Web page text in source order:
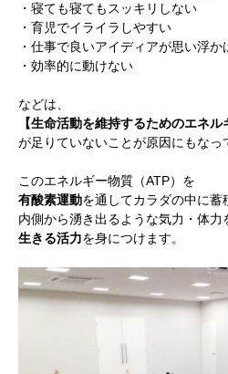
・寝ても寝てもスッキリしない
・育児でイライラしやすい
・仕事で良いアイディアが思い浮か
・効率的に動けない
などは、
【生命活動を維持するためのエネル
が足りていないことが原因にもなっ
このエネルギー物質（ATP）を
有酸素運動を通してカラダの中に蓄
内側から湧き出るような気力・体力
生きる活力を身につけます。